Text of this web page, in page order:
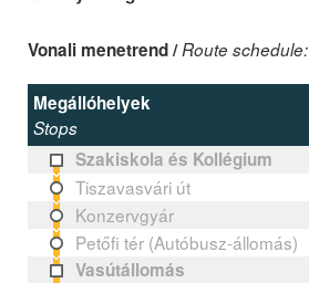
Vonali menetrend /Route schedule:
Megállóhelyek
Stops
Szakiskola és Kollégium
Tiszavasvári út
Konzervgyár
Petőfi tér (Autóbusz-állomás)
Vasútállomás